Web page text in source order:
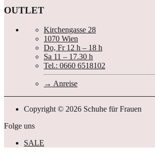
OUTLET
Kirchengasse 28
1070 Wien
Do, Fr 12 h – 18 h
Sa 11 – 17.30 h
Tel.: 0660 6518102
Anreise
Copyright © 2026 Schuhe für Frauen
Folge uns
SALE